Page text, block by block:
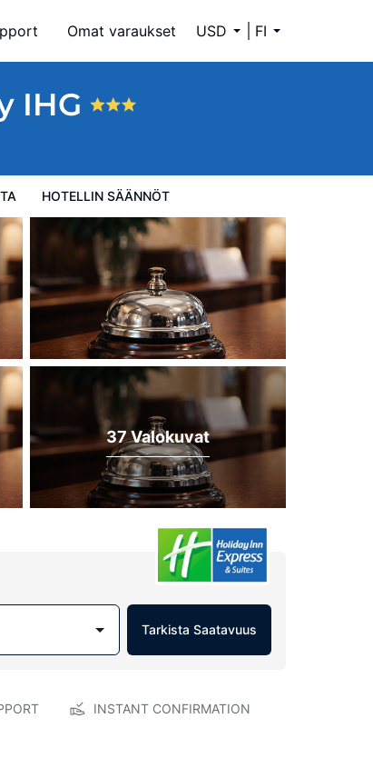
Omat varaukset USD FI
IHG
HOTELLIN SÄÄNNÖT
37 Valokuvat
Tarkista Saatavuus
INSTANT CONFIRMATION